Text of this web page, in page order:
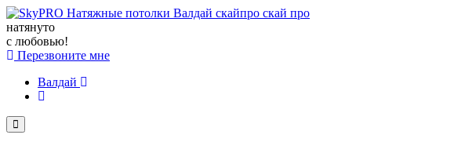
натянуто
с любовью!
Перезвоните мне
Валдай